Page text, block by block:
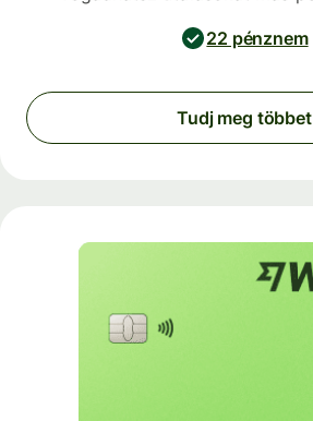
22 pénznem
Tudj meg többet